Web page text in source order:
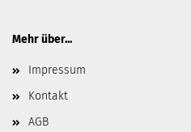
Mehr über...
Impressum
Kontakt
AGB